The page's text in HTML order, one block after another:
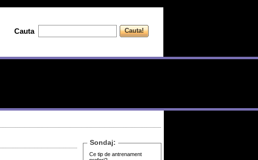
Sondaj:
Ce tip de antrenament
Cauta